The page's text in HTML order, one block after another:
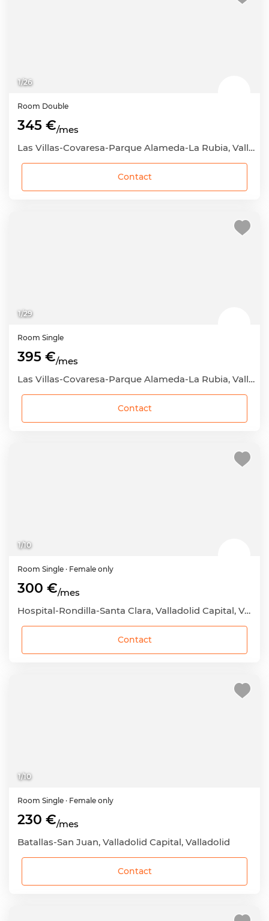
1/26
Room Double
345 €/mes
Las Villas-Covaresa-Parque Alameda-La Rubia, Valladolid Capital, Valladolid
Contact
1/29
Room Single
395 €/mes
Las Villas-Covaresa-Parque Alameda-La Rubia, Valladolid Capital, Valladolid
Contact
1/10
Room Single · Female only
300 €/mes
Hospital-Rondilla-Santa Clara, Valladolid Capital, Valladolid
Contact
1/10
Room Single · Female only
230 €/mes
Batallas-San Juan, Valladolid Capital, Valladolid
Contact